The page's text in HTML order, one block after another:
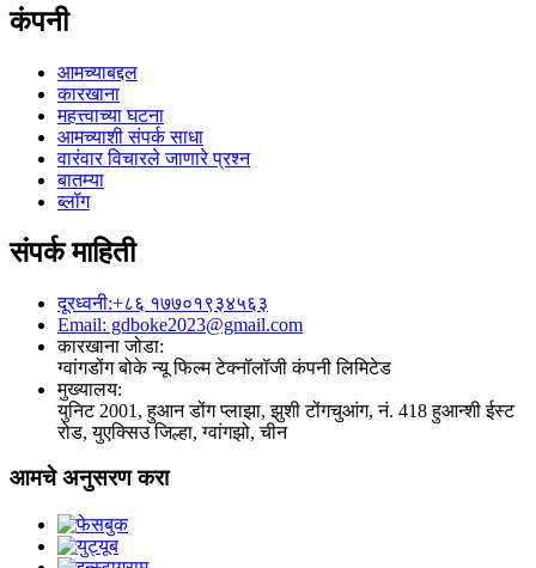
कंपनी
आमच्याबद्दल
कारखाना
महत्त्वाच्या घटना
आमच्याशी संपर्क साधा
वारंवार विचारले जाणारे प्रश्न
बातम्या
ब्लॉग
संपर्क माहिती
दूरध्वनी:+८६ १७७०१९३४५६३
Email: gdboke2023@gmail.com
कारखाना जोडा:
ग्वांगडोंग बोके न्यू फिल्म टेक्नॉलॉजी कंपनी लिमिटेड
मुख्यालय:
युनिट 2001, हुआन डोंग प्लाझा, झुशी टोंगचुआंग, नं. 418 हुआन्शी ईस्ट
रोड, युएक्सिउ जिल्हा, ग्वांगझो, चीन
आमचे अनुसरण करा